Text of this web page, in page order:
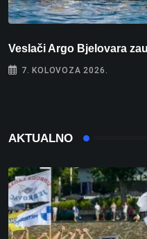
Veslači Argo Bjelovara
7. KOLOVOZA 2026.
AKTUALNO